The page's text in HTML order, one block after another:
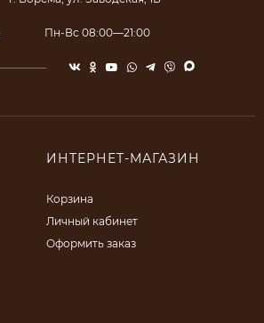
Пн-Вс 08:00—21:00
ИНТЕРНЕТ-МАГАЗИН
Корзина
Личный кабинет
Оформить заказ